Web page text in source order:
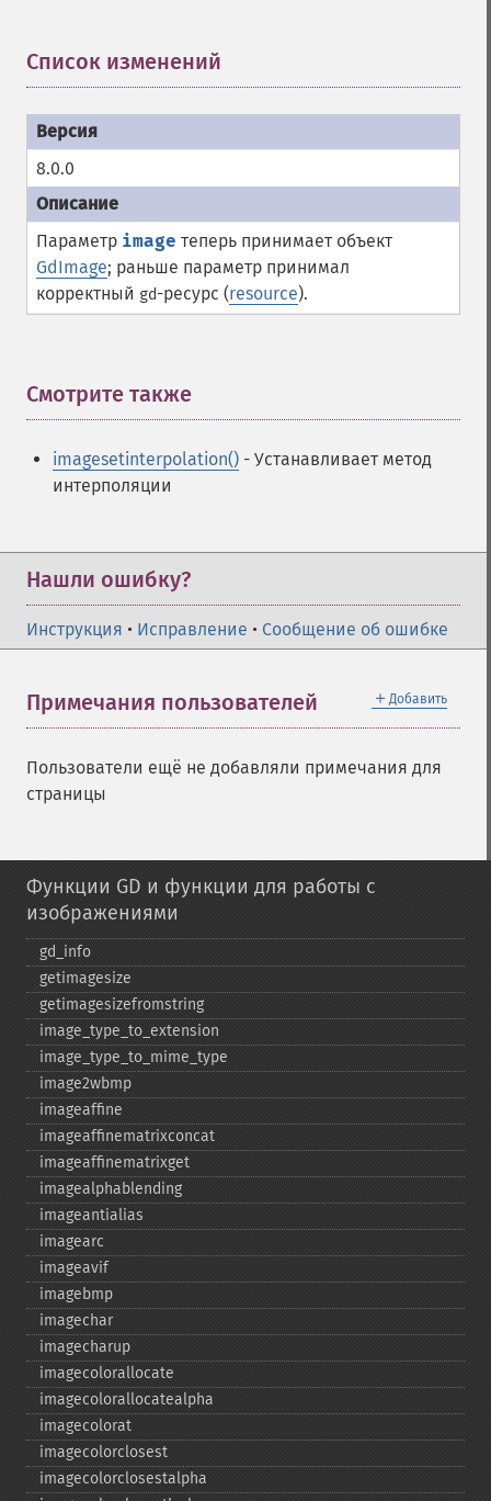
Список изменений
8.0.0
Параметр image теперь принимает объект
GdImage; раньше параметр принимал
корректный gd-ресурс (resource).
Смотрите также
imagesetinterpolation() - Устанавливает метод
интерполяции
Нашли ошибку?
Инструкция • Исправление • Сообщение об ошибке
＋ Добавить
Примечания пользователей
Пользователи ещё не добавляли примечания для
страницы
Функции GD и функции для работы с
изображениями
gd_​info
getimagesize
getimagesizefromstring
image_​type_​to_​extension
image_​type_​to_​mime_​type
image2wbmp
imageaffine
imageaffinematrixconcat
imageaffinematrixget
imagealphablending
imageantialias
imagearc
imageavif
imagebmp
imagechar
imagecharup
imagecolorallocate
imagecolorallocatealpha
imagecolorat
imagecolorclosest
imagecolorclosestalpha